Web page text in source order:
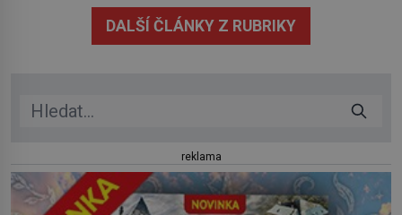
pečlivě připravit! Český král Václav I. (1205–1253)
přijme opatření, která mají posílit obranu jeho království.
DALŠÍ ČLÁNKY Z RUBRIKY
reklama